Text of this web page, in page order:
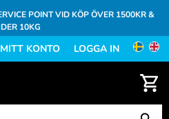
POINT VID KÖP ÖVER 1500KR &
10KG
MITT KONTO LOGGA IN